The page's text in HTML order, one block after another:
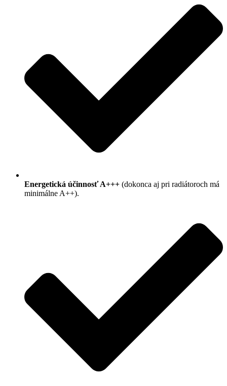
Energetická účinnosť A+++ (dokonca aj pri radiátoroch má
minimálne A++).